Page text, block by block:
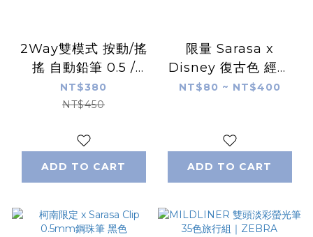
2Way雙模式 按動/搖
搖 自動鉛筆 0.5 /
0.3mm｜日本
ZEBRA
NT$380
NT$450
ADD TO CART
限量 Sarasa x
Disney 復古色 經典
塑膠款｜日本ZEBRA
NT$80 ~ NT$400
ADD TO CART